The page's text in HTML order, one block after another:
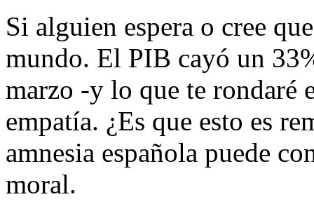
Si alguien espera o cree
mundo. El PIB cayó un
marzo -y lo que te rondaré
empatía. ¿Es que esto es
amnesia española puede
moral.